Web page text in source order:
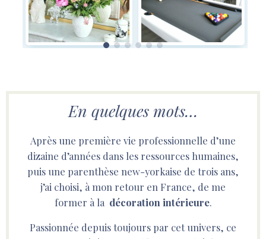
En quelques mots…
Après une première vie professionnelle d’une
dizaine d’années dans les ressources humaines,
puis une parenthèse new-yorkaise de trois ans,
j’ai choisi, à mon retour en France, de me
former à la décoration intérieure.
Passionnée depuis toujours par cet univers, ce